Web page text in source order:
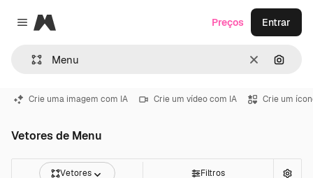
Close menu
Magnific
Limpar
Preços Entrar
Crie uma imagem com IA Crie um vídeo com IA Crie um
Vetores de Menu
Vetores Filtros